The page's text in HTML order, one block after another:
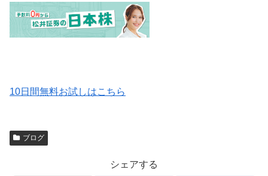
10日間無料お試しはこちら
ブログ
シェアする